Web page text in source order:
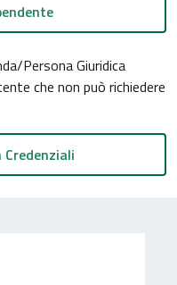
Persona Giuridica
che non può richiedere